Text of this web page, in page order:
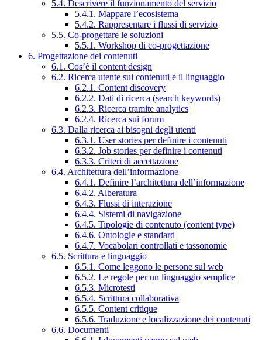
5.4. Descrivere il funzionamento del servizio
5.4.1. Mappare l’ecosistema
5.4.2. Rappresentare i flussi di servizio
5.5. Co-progettare le soluzioni
5.5.1. Workshop di co-progettazione
6. Progettazione dei contenuti
6.1. Cos’è il content design
6.2. Ricerca utente sui contenuti e il linguaggio
6.2.1. Content discovery
6.2.2. Dati di ricerca (search keywords)
6.2.3. Ricerca tramite analytics
6.2.4. Ricerca sui forum
6.3. Dalla ricerca ai bisogni degli utenti
6.3.1. User stories per definire i contenuti
6.3.2. Job stories per definire i contenuti
6.3.3. Criteri di accettazione
6.4. Architettura dell’informazione
6.4.1. Definire l’architettura dell’informazione
6.4.2. Alberatura
6.4.3. Flussi di interazione
6.4.4. Sistemi di navigazione
6.4.5. Tipologie di contenuto (content type)
6.4.6. Ontologie e standard
6.4.7. Vocabolari controllati e tassonomie
6.5. Scrittura e linguaggio
6.5.1. Come leggono le persone sul web
6.5.2. Le regole per un linguaggio semplice
6.5.3. Microtesti
6.5.4. Scrittura collaborativa
6.5.5. Content critique
6.5.6. Traduzione e localizzazione dei contenuti
6.6. Documenti